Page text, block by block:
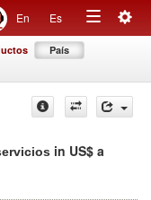
En Es
Toggle
País
in US$ a